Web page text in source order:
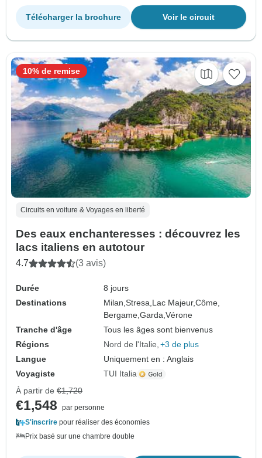
Voir le circuit
Télécharger la brochure
Circuits en voiture & Voyages en liberté
Des eaux enchanteresses : découvrez les
lacs italiens en autotour
4.7 (3 avis)
Durée
8 jours
Destinations
Milan,Stresa,Lac Majeur,Côme,
Bergame,Garda,Vérone
Tranche d'âge
Tous les âges sont bienvenus
Régions
Nord de l'Italie +3 de plus
Langue
Uniquement en : Anglais
Voyagiste
TUI Italia
10% de remise
À partir de €1,720
€1,548
par personne
S'inscrire pour réaliser des économies
Prix basé sur une chambre double